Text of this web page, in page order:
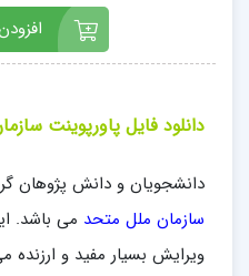
دانلود فایل پاورپوینت
دانشجویان و دانش پژوهان
سازمان ملل متحد می باشد.